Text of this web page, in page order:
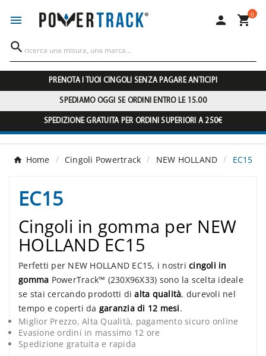
  0

PRENOTA I TUOI CINGOLI SENZA PAGARE ANTICIPI
SPEDIAMO OGGI SE ORDINI ENTRO LE 15.00
SPEDIZIONE GRATUITA PER ORDINI SUPERIORI A 250€
Home Cingoli Powertrack NEW HOLLAND EC15
EC15
Cingoli in gomma per NEW
HOLLAND EC15
Perfetti per NEW HOLLAND EC15, i nostri cingoli in
gomma PowerTrack™ (230X96X33) sono la scelta ideale
se stai cercando prodotti dialta qualità, durevoli nel
tempo e coperti da garanzia di 12 mesi.
Miglior Prezzo, Alta Qualità, pagamento sicuro online
Evasione ordini in massimo 12 ore
Spedizione gratuita e rapida